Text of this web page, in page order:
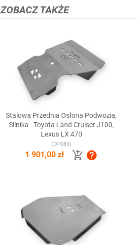
ZOBACZ TAKŻE
Szybki podgląd
Stalowa Przednia Osłona Podwozia,
Silnika - Toyota Land Cruiser J100,
Lexus LX 470
(OP089)
1 901,00 zł  